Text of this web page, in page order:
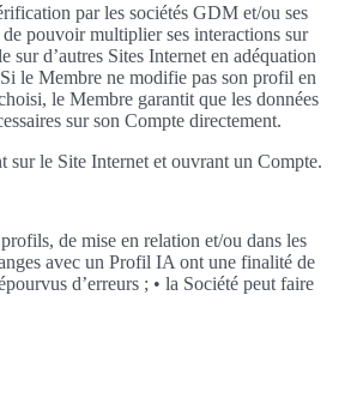
par les sociétés GDM et/ou ses
pouvoir multiplier ses interactions sur
d’autres Sites Internet en adéquation
le Membre ne modifie pas son profil en
le Membre garantit que les données
sur son Compte directement.
sur le Site Internet et ouvrant un Compte.
de mise en relation et/ou dans les
avec un Profil IA ont une finalité de
d’erreurs ; • la Société peut faire